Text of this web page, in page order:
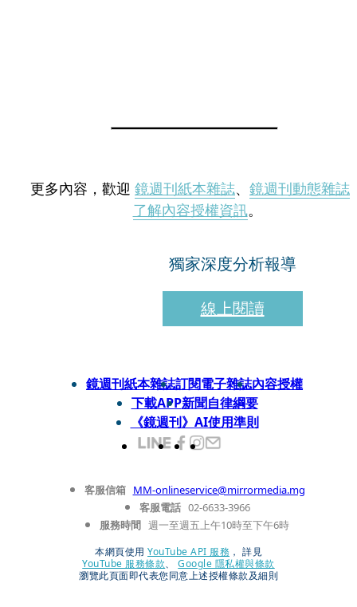
更多內容，歡迎 鏡週刊紙本雜誌、 鏡週刊動態雜誌
了解內容授權資訊。
獨家深度分析報導
線上閱讀
鏡週刊紙本雜誌訂閱電子雜誌內容授權
下載APP新聞自律綱要
《鏡週刊》AI使用準則
客服信箱 MM-onlineservice@mirrormedia.mg
客服電話 02-6633-3966
服務時間 週一至週五上午10時至下午6時
本網頁使用 YouTube API 服務 ， 詳見
YouTube 服務條款、
Google 隱私權與條款
瀏覽此頁面即代表您同意上述授權條款及細則